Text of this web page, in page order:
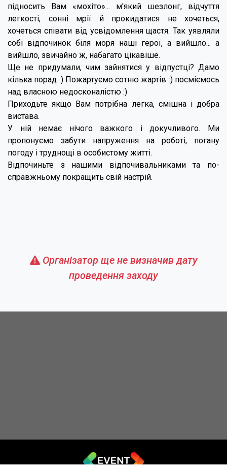
підносить Вам «мохіто»... м'який шезлонг, відчуття
легкості, сонні мрії й прокидатися не хочеться,
хочеться співати від усвідомлення щастя. Так уявляли
собі відпочинок біля моря наші герої, а вийшло... а
вийшло, звичайно ж, набагато цікавіше.
Ще не придумали, чим зайнятися у відпустці? Дамо
кілька порад :) Пожартуємо сотню жартів :) посміємось
над власною недосконалістю :)
Приходьте якщо Вам потрібна легка, смішна і добра
вистава.
У ній немає нічого важкого і докучливого. Ми
пропонуємо забути напруження на роботі, погану
погоду і труднощі в особистому житті.
Відпочиньте з нашими відпочивальниками та по-
справжньому покращить свій настрій.
Організатор ще не визначив дату
проведення заходу